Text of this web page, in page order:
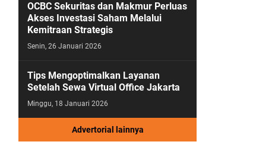
OCBC Sekuritas dan Makmur Perluas
Akses Investasi Saham Melalui
Kemitraan Strategis
Senin, 26 Januari 2026
Tips Mengoptimalkan Layanan
Setelah Sewa Virtual Office Jakarta
Minggu, 18 Januari 2026
Advertorial lainnya